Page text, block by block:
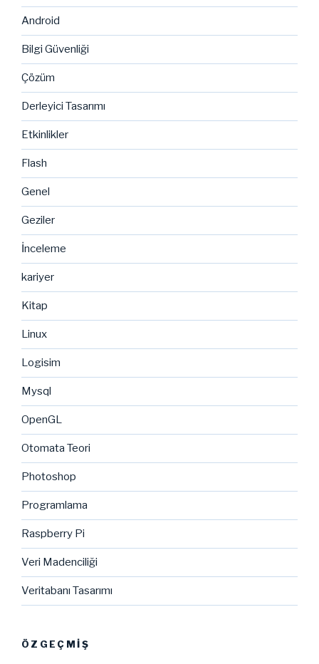
Android
Bilgi Güvenliği
Çözüm
Derleyici Tasarımı
Etkinlikler
Flash
Genel
Geziler
İnceleme
kariyer
Kitap
Linux
Logisim
Mysql
OpenGL
Otomata Teori
Photoshop
Programlama
Raspberry Pi
Veri Madenciliği
Veritabanı Tasarımı
ÖZGEÇMIŞ